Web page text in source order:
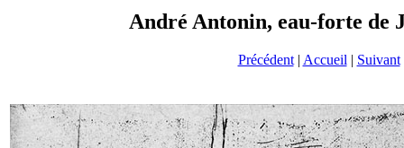
André Antonin, eau-forte de
Précédent| Accueil | Suivant